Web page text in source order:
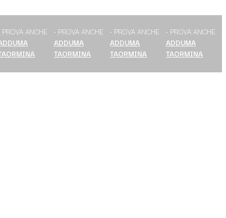
ANCHE
• PROVA ANCHE
ADDUMA
TAORMINA
• PROVA ANCHE
ADDUMA
TAORMINA
• PROVA ANCHE
ADDUMA
TAORMINA